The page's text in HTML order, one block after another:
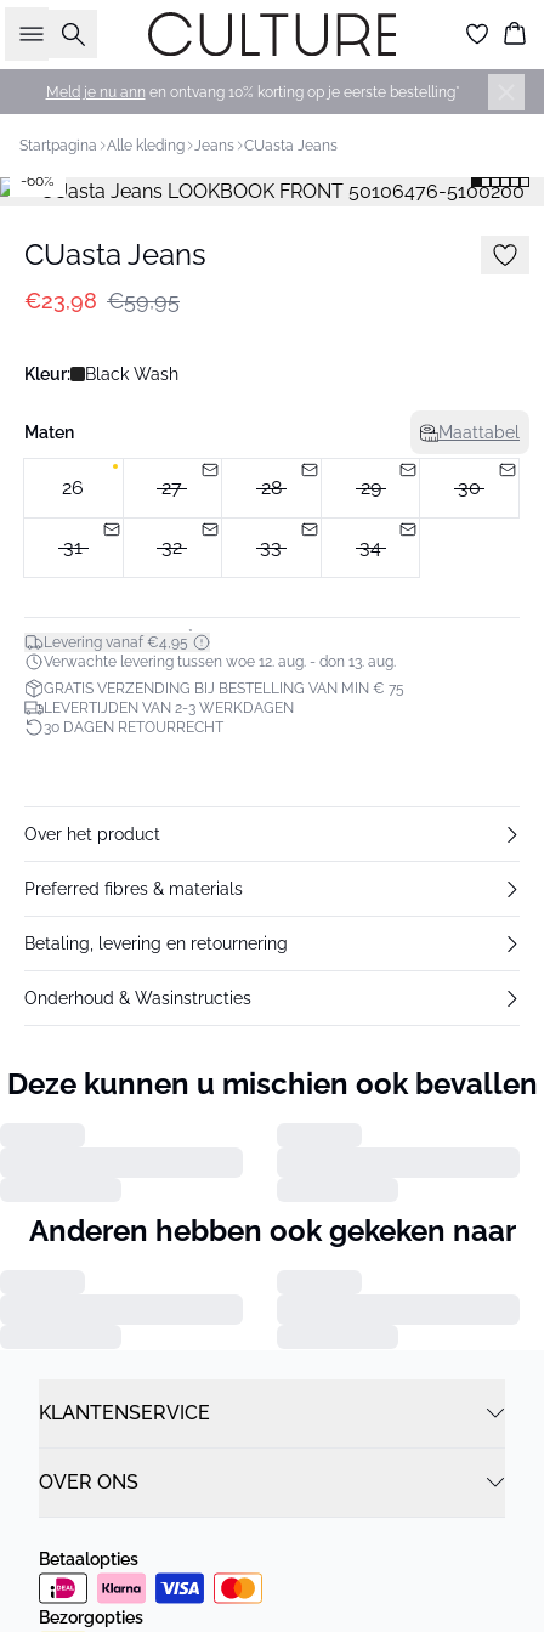
Zoeken
Meld je nu ann en ontvang 10% korting op je eerste bestelling*
Startpagina Alle kleding Jeans CUasta Jeans
-60%
CUasta Jeans
€23,98 €59,95
Kleur: Black Wash
Maten Maattabel
26 27 28 29 30
31 32 33 34
Levering vanaf €4,95*
Verwachte levering tussen woe 12. aug. - don 13. aug.
GRATIS VERZENDING BIJ BESTELLING VAN MIN € 75
LEVERTIJDEN VAN 2-3 WERKDAGEN
30 DAGEN RETOURRECHT
Over het product
Preferred fibres & materials
Betaling, levering en retournering
Onderhoud & Wasinstructies
Deze kunnen u mischien ook bevallen
Anderen hebben ook gekeken naar
KLANTENSERVICE
OVER ONS
Betaalopties
Bezorgopties